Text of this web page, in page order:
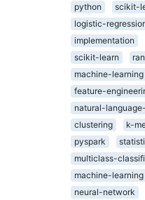
python
scikit-
logistic-
implementation
scikit-learn
machine-learning
feature-
natural-
clustering
k-
pyspark
multiclass-
machine-learning
neural-network